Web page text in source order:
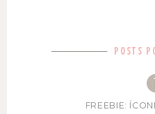
POSTS
FREEBIE: